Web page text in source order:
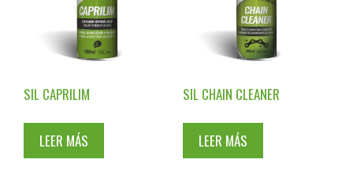
SIL CAPRILIM
LEER MÁS
SIL CHAIN CLEANER
LEER MÁS